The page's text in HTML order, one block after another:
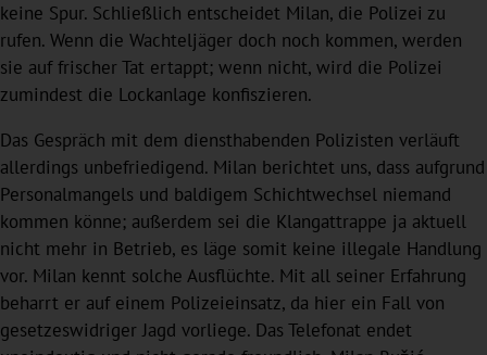
keine Spur. Schließlich entscheidet Milan, die Polizei zu
rufen. Wenn die Wachteljäger doch noch kommen, werden
sie auf frischer Tat ertappt; wenn nicht, wird die Polizei
zumindest die Lockanlage konfiszieren.
Das Gespräch mit dem diensthabenden Polizisten verläuft
allerdings unbefriedigend. Milan berichtet uns, dass aufgrund
Personalmangels und baldigem Schichtwechsel niemand
kommen könne; außerdem sei die Klangattrappe ja aktuell
nicht mehr in Betrieb, es läge somit keine illegale Handlung
vor. Milan kennt solche Ausflüchte. Mit all seiner Erfahrung
beharrt er auf einem Polizeieinsatz, da hier ein Fall von
gesetzeswidriger Jagd vorliege. Das Telefonat endet